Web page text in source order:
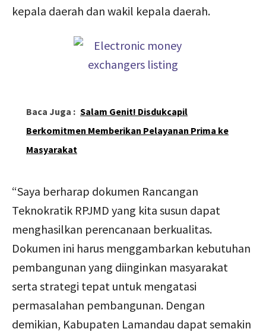
kepala daerah dan wakil kepala daerah.
Baca Juga : Salam Genit! Disdukcapil
Berkomitmen Memberikan Pelayanan Prima ke
Masyarakat
“Saya berharap dokumen Rancangan
Teknokratik RPJMD yang kita susun dapat
menghasilkan perencanaan berkualitas.
Dokumen ini harus menggambarkan kebutuhan
pembangunan yang diinginkan masyarakat
serta strategi tepat untuk mengatasi
permasalahan pembangunan. Dengan
demikian, Kabupaten Lamandau dapat semakin